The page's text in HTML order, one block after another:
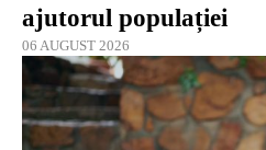
ajutorul populației
06 AUGUST 2026